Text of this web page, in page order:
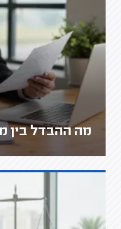
מה ההבדל בין